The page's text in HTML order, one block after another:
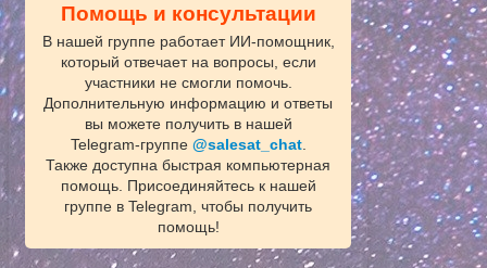
Помощь и консультации
В нашей группе работает ИИ‑помощник,
который отвечает на вопросы, если
участники не смогли помочь.
Дополнительную информацию и ответы
вы можете получить в нашей
Telegram‑группе @salesat_chat.
Также доступна быстрая компьютерная
помощь. Присоединяйтесь к нашей
группе в Telegram, чтобы получить
помощь!